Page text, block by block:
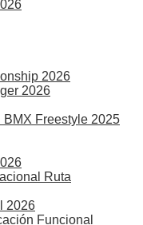
2026
2026
Freestyle 2025
Ruta
2026
Funcional